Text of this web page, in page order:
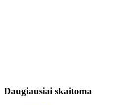
Daugiausiai skaitoma